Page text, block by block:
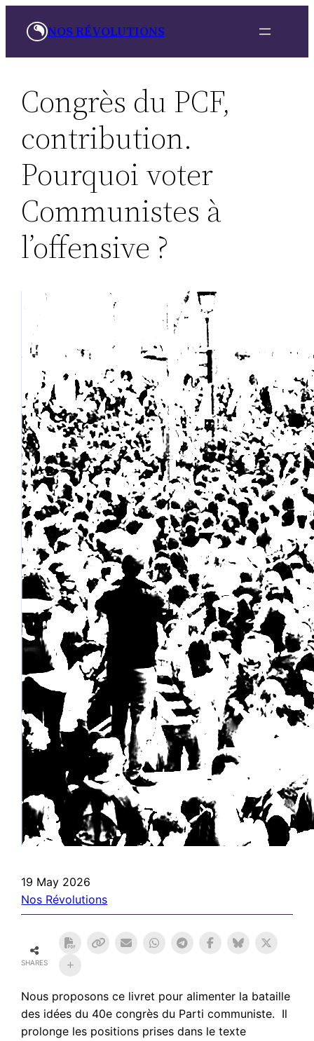
NOS RÉVOLUTIONS
Congrès du PCF,
contribution.
Pourquoi voter
Communistes à
l’offensive ?
19 May 2026
Nos Révolutions
SHARES
Nous proposons ce livret pour alimenter la bataille
des idées du 40e congrès du Parti communiste. Il
prolonge les positions prises dans le texte